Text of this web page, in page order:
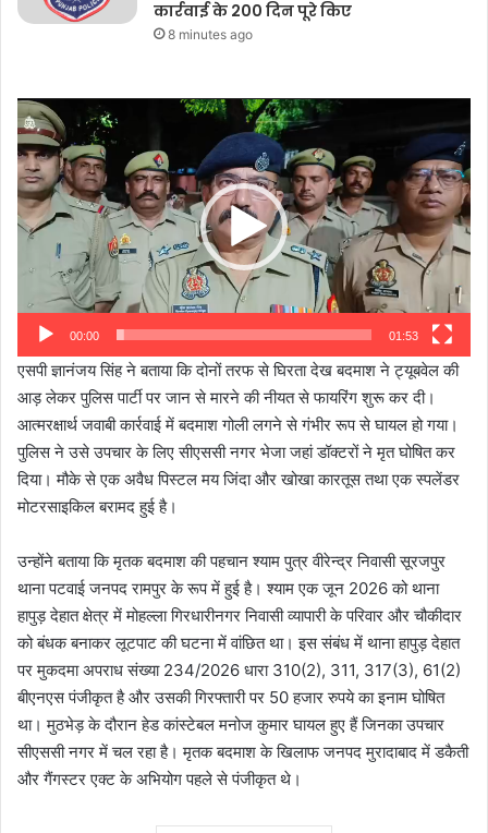
कार्रवाई के 200 दिन पूरे किए
8 minutes ago
Video
Player
00:00 01:53
एसपी ज्ञानंजय सिंह ने बताया कि दोनों तरफ से घिरता देख बदमाश ने ट्यूबवेल की
आड़ लेकर पुलिस पार्टी पर जान से मारने की नीयत से फायरिंग शुरू कर दी।
आत्मरक्षार्थ जवाबी कार्रवाई में बदमाश गोली लगने से गंभीर रूप से घायल हो गया।
पुलिस ने उसे उपचार के लिए सीएससी नगर भेजा जहां डॉक्टरों ने मृत घोषित कर
दिया। मौके से एक अवैध पिस्टल मय जिंदा और खोखा कारतूस तथा एक स्पलेंडर
मोटरसाइकिल बरामद हुई है।
उन्होंने बताया कि मृतक बदमाश की पहचान श्याम पुत्र वीरेन्द्र निवासी सूरजपुर
थाना पटवाई जनपद रामपुर के रूप में हुई है। श्याम एक जून 2026 को थाना
हापुड़ देहात क्षेत्र में मोहल्ला गिरधारीनगर निवासी व्यापारी के परिवार और चौकीदार
को बंधक बनाकर लूटपाट की घटना में वांछित था। इस संबंध में थाना हापुड़ देहात
पर मुकदमा अपराध संख्या 234/2026 धारा 310(2), 311, 317(3), 61(2)
बीएनएस पंजीकृत है और उसकी गिरफ्तारी पर 50 हजार रुपये का इनाम घोषित
था। मुठभेड़ के दौरान हेड कांस्टेबल मनोज कुमार घायल हुए हैं जिनका उपचार
सीएससी नगर में चल रहा है। मृतक बदमाश के खिलाफ जनपद मुरादाबाद में डकैती
और गैंगस्टर एक्ट के अभियोग पहले से पंजीकृत थे।